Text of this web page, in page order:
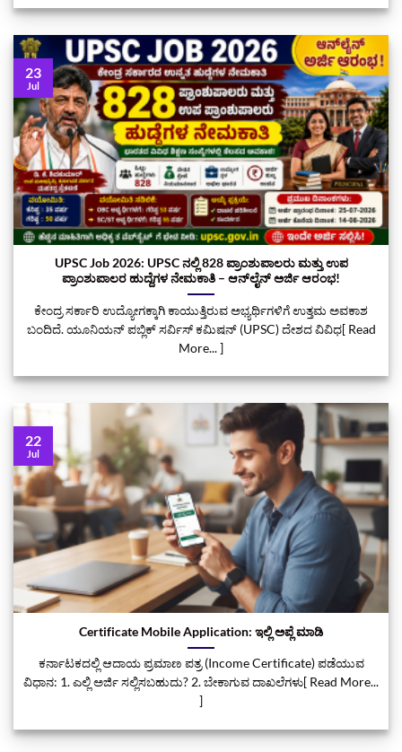
UPSC Job 2026: UPSC ನಲ್ಲಿ 828 ಪ್ರಾಂಶುಪಾಲರು ಮತ್ತು ಉಪ
ಪ್ರಾಂಶುಪಾಲರ ಹುದ್ದೆಗಳ ನೇಮಕಾತಿ – ಆನ್‌ಲೈನ್ ಅರ್ಜಿ ಆರಂಭ!
ಕೇಂದ್ರ ಸರ್ಕಾರಿ ಉದ್ಯೋಗಕ್ಕಾಗಿ ಕಾಯುತ್ತಿರುವ ಅಭ್ಯರ್ಥಿಗಳಿಗೆ ಉತ್ತಮ ಅವಕಾಶ
ಬಂದಿದೆ. ಯೂನಿಯನ್ ಪಬ್ಲಿಕ್ ಸರ್ವಿಸ್ ಕಮಿಷನ್ (UPSC) ದೇಶದ ವಿವಿಧ[ Read
More... ]
23
Jul
Certificate Mobile Application: ಇಲ್ಲಿ ಅಪ್ಲೆ ಮಾಡಿ
ಕರ್ನಾಟಕದಲ್ಲಿ ಆದಾಯ ಪ್ರಮಾಣ ಪತ್ರ (Income Certificate) ಪಡೆಯುವ
ವಿಧಾನ: 1. ಎಲ್ಲಿ ಅರ್ಜಿ ಸಲ್ಲಿಸಬಹುದು? 2. ಬೇಕಾಗುವ ದಾಖಲೆಗಳು[ Read More...
]
22
Jul